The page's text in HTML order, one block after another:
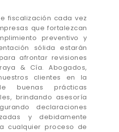
fiscalización cada vez
que fortalezcan
preventivo y
sólida estarán
afrontar revisiones
& Cía. Abogados,
clientes en la
buenas prácticas
brindando asesoría
declaraciones
y debidamente
cualquier proceso de